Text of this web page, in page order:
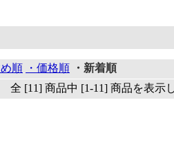
め順 ・価格順
・新着順
全 [11] 商品中 [1-11] 商品を表示